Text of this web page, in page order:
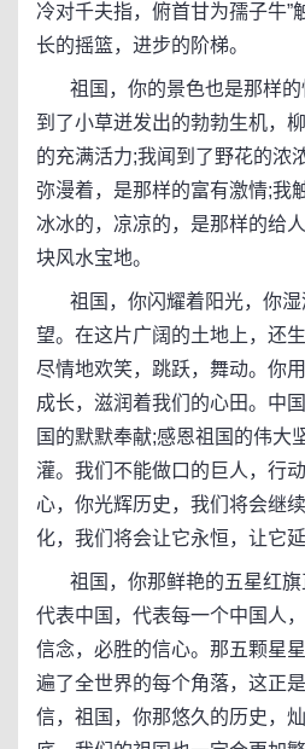
冷对千夫指，俯首甘为孺子牛”
长的摇篮，进步的阶梯。
祖国，你的景色也是那样的
到了小草迸发出的勃勃生机，
的充满活力;我闻到了野花的浓
弥漫着，是那样的富有激情;我
冰冰的，凉凉的，是那样的给
块风水宝地。
祖国，你闪耀着阳光，你湿
望。在这片广阔的土地上，还
尽情地欢笑，跳跃，舞动。你
成长，滋润着我们的心田。中
国的默默奉献;感恩祖国的伟大
灌。我们不能做口的巨人，行
心，你光辉历史，我们将会继
化，我们将会让它永恒，让它延
祖国，你那鲜艳的五星红旗
代表中国，代表每一个中国人
信念，必胜的信心。那五颗星
遍了全世界的每个角落，这正
信，祖国，你那悠久的历史，